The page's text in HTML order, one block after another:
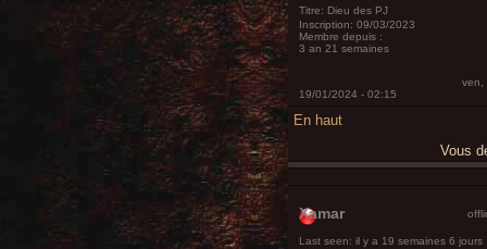
Titre: Dieu des PJ
Inscription: 09/03/2023
Membre depuis :
3 an 21 semaines
ven,
19/01/2024 - 02:15
En haut
Vous
Xamar
Last seen: il y a 19 semaines 6 jours